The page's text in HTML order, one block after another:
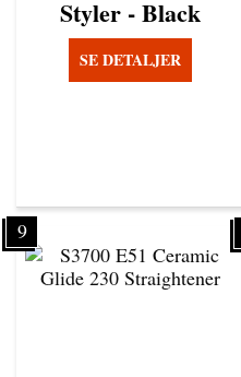
Styler - Black
SE DETALJER
9